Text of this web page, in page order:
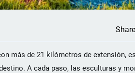
Share
más de 21 kilómetros de extensión,
A cada paso, las esculturas y